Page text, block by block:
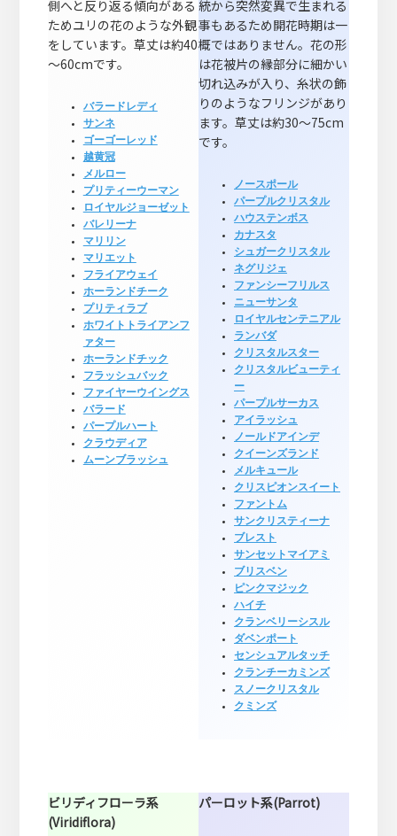
側へと反り返る傾向がある
ためユリの花のような外観
をしています。草丈は約40
～60cmです。
バラードレディ
サンネ
ゴーゴーレッド
越黄冠
メルロー
プリティーウーマン
ロイヤルジョーゼット
バレリーナ
マリリン
マリエット
フライアウェイ
ホーランドチーク
プリティラブ
ホワイトトライアンフ
ァター
ホーランドチック
フラッシュバック
ファイヤーウイングス
バラード
パープルハート
クラウディア
ムーンブラッシュ
統から突然変異で生まれる
事もあるため開花時期は一
概ではありません。花の形
は花被片の縁部分に細かい
切れ込みが入り、糸状の飾
りのようなフリンジがあり
ます。草丈は約30～75cm
です。
ノースポール
パープルクリスタル
ハウステンボス
カナスタ
シュガークリスタル
ネグリジェ
ファンシーフリルス
ニューサンタ
ロイヤルセンテニアル
ランバダ
クリスタルスター
クリスタルビューティ
ー
パープルサーカス
アイラッシュ
ノールドアインデ
クイーンズランド
メルキュール
クリスピオンスイート
ファントム
サンクリスティーナ
ブレスト
サンセットマイアミ
ブリスベン
ピンクマジック
ハイチ
クランベリーシスル
ダベンポート
センシュアルタッチ
クランチーカミンズ
スノークリスタル
クミンズ
ビリディフローラ系
(Viridiflora)
パーロット系(Parrot)